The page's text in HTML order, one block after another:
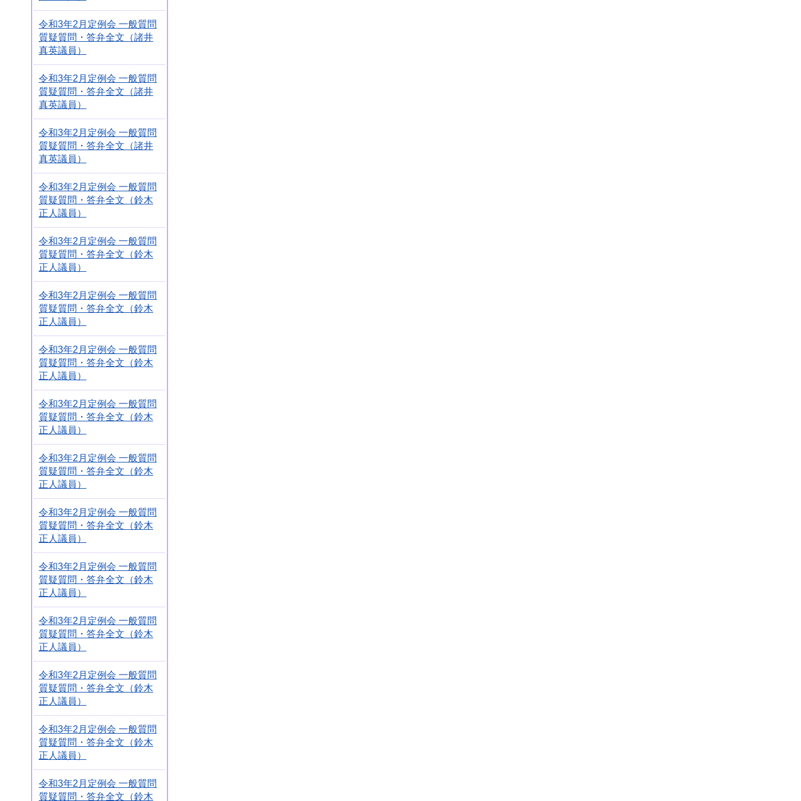
令和3年2月定例会 一般質問
質疑質問・答弁全文（諸井
真英議員）
令和3年2月定例会 一般質問
質疑質問・答弁全文（諸井
真英議員）
令和3年2月定例会 一般質問
質疑質問・答弁全文（諸井
真英議員）
令和3年2月定例会 一般質問
質疑質問・答弁全文（鈴木
正人議員）
令和3年2月定例会 一般質問
質疑質問・答弁全文（鈴木
正人議員）
令和3年2月定例会 一般質問
質疑質問・答弁全文（鈴木
正人議員）
令和3年2月定例会 一般質問
質疑質問・答弁全文（鈴木
正人議員）
令和3年2月定例会 一般質問
質疑質問・答弁全文（鈴木
正人議員）
令和3年2月定例会 一般質問
質疑質問・答弁全文（鈴木
正人議員）
令和3年2月定例会 一般質問
質疑質問・答弁全文（鈴木
正人議員）
令和3年2月定例会 一般質問
質疑質問・答弁全文（鈴木
正人議員）
令和3年2月定例会 一般質問
質疑質問・答弁全文（鈴木
正人議員）
令和3年2月定例会 一般質問
質疑質問・答弁全文（鈴木
正人議員）
令和3年2月定例会 一般質問
質疑質問・答弁全文（鈴木
正人議員）
令和3年2月定例会 一般質問
質疑質問・答弁全文（鈴木